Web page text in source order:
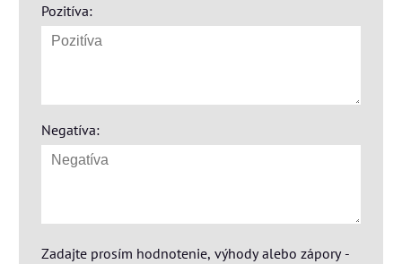
Pozitíva:
Negatíva:
Zadajte prosím hodnotenie, výhody alebo zápory -